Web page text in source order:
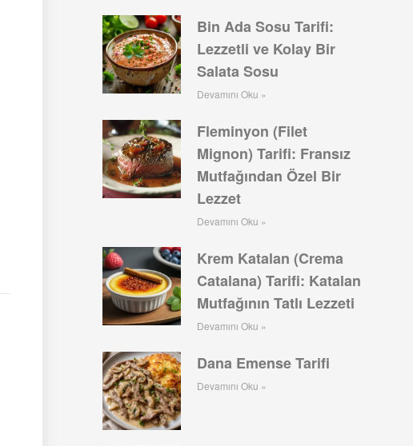
Bin Ada Sosu Tarifi:
Lezzetli ve Kolay Bir
Salata Sosu
Devamını Oku »
Fleminyon (Filet
Mignon) Tarifi: Fransız
Mutfağından Özel Bir
Lezzet
Devamını Oku »
Krem Katalan (Crema
Catalana) Tarifi: Katalan
Mutfağının Tatlı Lezzeti
Devamını Oku »
Dana Emense Tarifi
Devamını Oku »